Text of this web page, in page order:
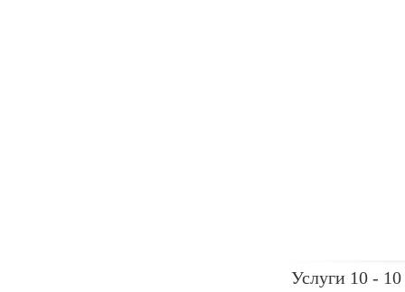
Услуги 10 - 10